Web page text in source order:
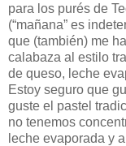
para los purés de
(“mañana” es
que (también) me
calabaza al estilo
de queso, leche
Estoy seguro que
guste el pastel
no tenemos
leche evaporada y